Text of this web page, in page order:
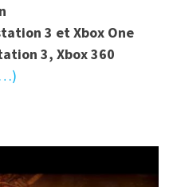
3 et Xbox One
3, Xbox 360